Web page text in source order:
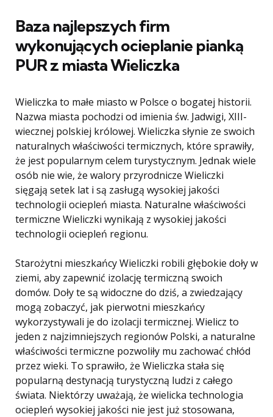
Baza najlepszych firm
wykonujących ocieplanie pianką
PUR z miastaWieliczka
Wieliczka to małe miasto w Polsce o bogatej historii.
Nazwa miasta pochodzi od imienia św. Jadwigi, XIII-
wiecznej polskiej królowej. Wieliczka słynie ze swoich
naturalnych właściwości termicznych, które sprawiły,
że jest popularnym celem turystycznym. Jednak wiele
osób nie wie, że walory przyrodnicze Wieliczki
sięgają setek lat i są zasługą wysokiej jakości
technologii ociepleń miasta. Naturalne właściwości
termiczne Wieliczki wynikają z wysokiej jakości
technologii ociepleń regionu.
Starożytni mieszkańcy Wieliczki robili głębokie doły w
ziemi, aby zapewnić izolację termiczną swoich
domów. Doły te są widoczne do dziś, a zwiedzający
mogą zobaczyć, jak pierwotni mieszkańcy
wykorzystywali je do izolacji termicznej. Wielicz to
jeden z najzimniejszych regionów Polski, a naturalne
właściwości termiczne pozwoliły mu zachować chłód
przez wieki. To sprawiło, że Wieliczka stała się
popularną destynacją turystyczną ludzi z całego
świata. Niektórzy uważają, że wielicka technologia
ociepleń wysokiej jakości nie jest już stosowana,